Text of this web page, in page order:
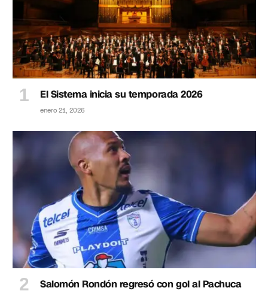
El Sistema inicia su temporada 2026
enero 21, 2026
Salomón Rondón regresó con gol al Pachuca